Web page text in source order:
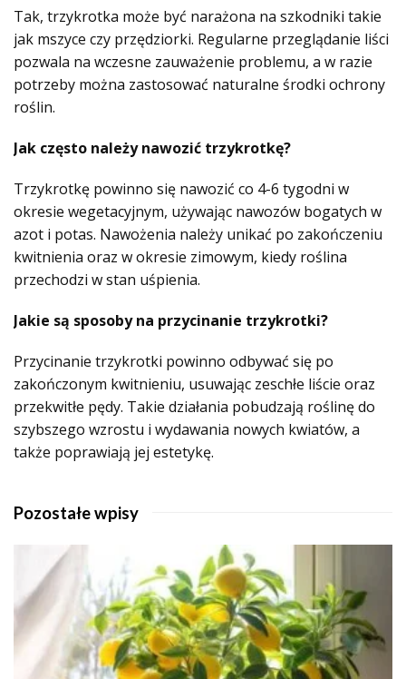
Tak, trzykrotka może być narażona na szkodniki takie
jak mszyce czy przędziorki. Regularne przeglądanie liści
pozwala na wczesne zauważenie problemu, a w razie
potrzeby można zastosować naturalne środki ochrony
roślin.
Jak często należy nawozić trzykrotkę?
Trzykrotkę powinno się nawozić co 4-6 tygodni w
okresie wegetacyjnym, używając nawozów bogatych w
azot i potas. Nawożenia należy unikać po zakończeniu
kwitnienia oraz w okresie zimowym, kiedy roślina
przechodzi w stan uśpienia.
Jakie są sposoby na przycinanie trzykrotki?
Przycinanie trzykrotki powinno odbywać się po
zakończonym kwitnieniu, usuwając zeschłe liście oraz
przekwitłe pędy. Takie działania pobudzają roślinę do
szybszego wzrostu i wydawania nowych kwiatów, a
także poprawiają jej estetykę.
Pozostałe wpisy